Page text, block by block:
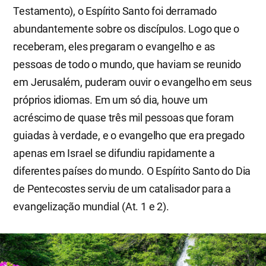
Testamento), o Espírito Santo foi derramado
abundantemente sobre os discípulos. Logo que o
receberam, eles pregaram o evangelho e as
pessoas de todo o mundo, que haviam se reunido
em Jerusalém, puderam ouvir o evangelho em seus
próprios idiomas. Em um só dia, houve um
acréscimo de quase três mil pessoas que foram
guiadas à verdade, e o evangelho que era pregado
apenas em Israel se difundiu rapidamente a
diferentes países do mundo. O Espírito Santo do Dia
de Pentecostes serviu de um catalisador para a
evangelização mundial (At. 1 e 2).